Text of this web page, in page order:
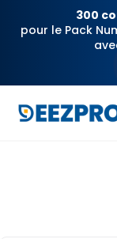
300
pour le Pack
content